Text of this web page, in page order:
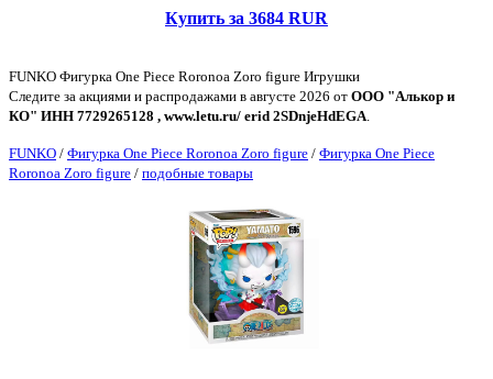
Купить за 3684 RUR
FUNKO Фигурка One Piece Roronoa Zoro figure Игрушки
Следите за акциями и распродажами в августе 2026 от ООО "Алькор и
КО" ИНН 7729265128 , www.letu.ru/ erid 2SDnjeHdEGA.
FUNKO / Фигурка One Piece Roronoa Zoro figure / Фигурка One Piece
Roronoa Zoro figure / подобные товары